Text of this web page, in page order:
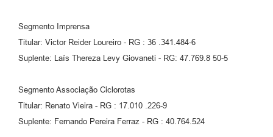
Segmento Imprensa
Titular: Victor Reider Loureiro - RG : 36 .341.484-6
Suplente: Laís Thereza Levy Giovaneti - RG: 47.769.8 50-5
Segmento Associação Ciclorotas
Titular: Renato Vieira - RG : 17.010 .226-9
Suplente: Fernando Pereira Ferraz - RG : 40.764.524